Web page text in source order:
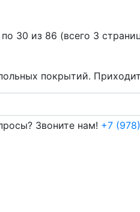
30 из 86 (всего 3
покрытий.
Звоните нам! +7